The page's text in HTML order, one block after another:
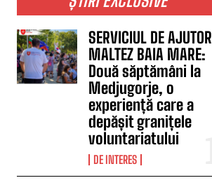
SERVICIUL DE AJUTOR
MALTEZ BAIA MARE:
Două săptămâni la
Medjugorje, o
experiență care a
depășit granițele
voluntariatului
DE INTERES